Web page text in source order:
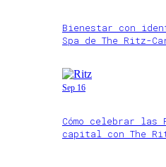
Bienestar con
Spa de The Ritz-
Sep 16
Cómo celebrar
capital con The